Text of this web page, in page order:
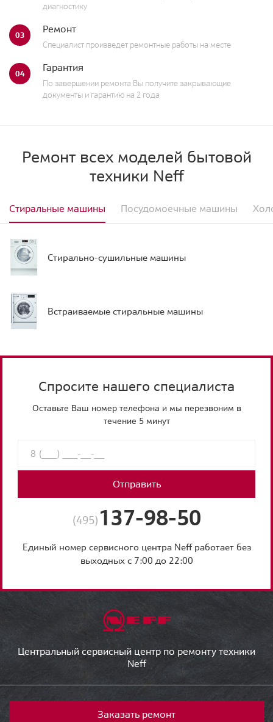
диагностику
03 Ремонт
Специалист произведет ремонтные работы на месте
04 Гарантия
По завершении ремонта Вы получите закрывающие
документы и гарантию на 2 года
Ремонт всех моделей бытовой
техники Neff
Стиральные машины Посудомоечные машины
Стирально-сушильные машины
Встраиваемые стиральные машины
Спросите нашего специалиста
Оставьте Ваш номер телефона и мы перезвоним в
течение 5 минут
Отправить
(495) 137-98-50
Единый номер сервисного центра Neff работает без
выходных с 7:00 до 22:00
Центральный сервисный центр по ремонту техники
Neff
Заказать ремонт